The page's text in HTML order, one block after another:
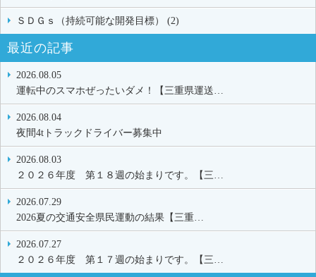
ＳＤＧｓ（持続可能な開発目標） (2)
最近の記事
2026.08.05
運転中のスマホぜったいダメ！【三重県運送…
2026.08.04
夜間4tトラックドライバー募集中
2026.08.03
２０２６年度 第１８週の始まりです。【三…
2026.07.29
2026夏の交通安全県民運動の結果【三重…
2026.07.27
２０２６年度 第１７週の始まりです。【三…